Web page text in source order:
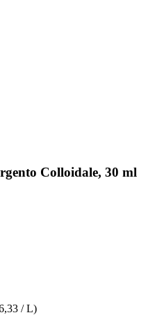
Colloidale, 30 ml
/ L)